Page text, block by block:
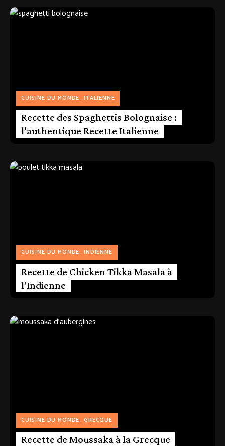
CUISINE DU MONDE ITALIENNE
Recette des Spaghettis Bolognaise :
l’authentique Recette Italienne
CUISINE DU MONDE INDIENNE
Recette de Chicken Tikka Masala à
l’Indienne
CUISINE DU MONDE GRECQUE
Recette de Moussaka à la Grecque